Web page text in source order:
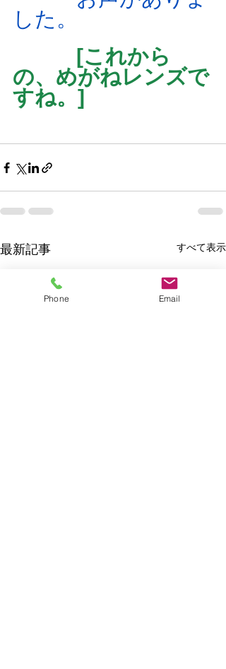
した。
[これから
の、めがねレンズで
すね。]
最新記事 すべて表示
Phone Email